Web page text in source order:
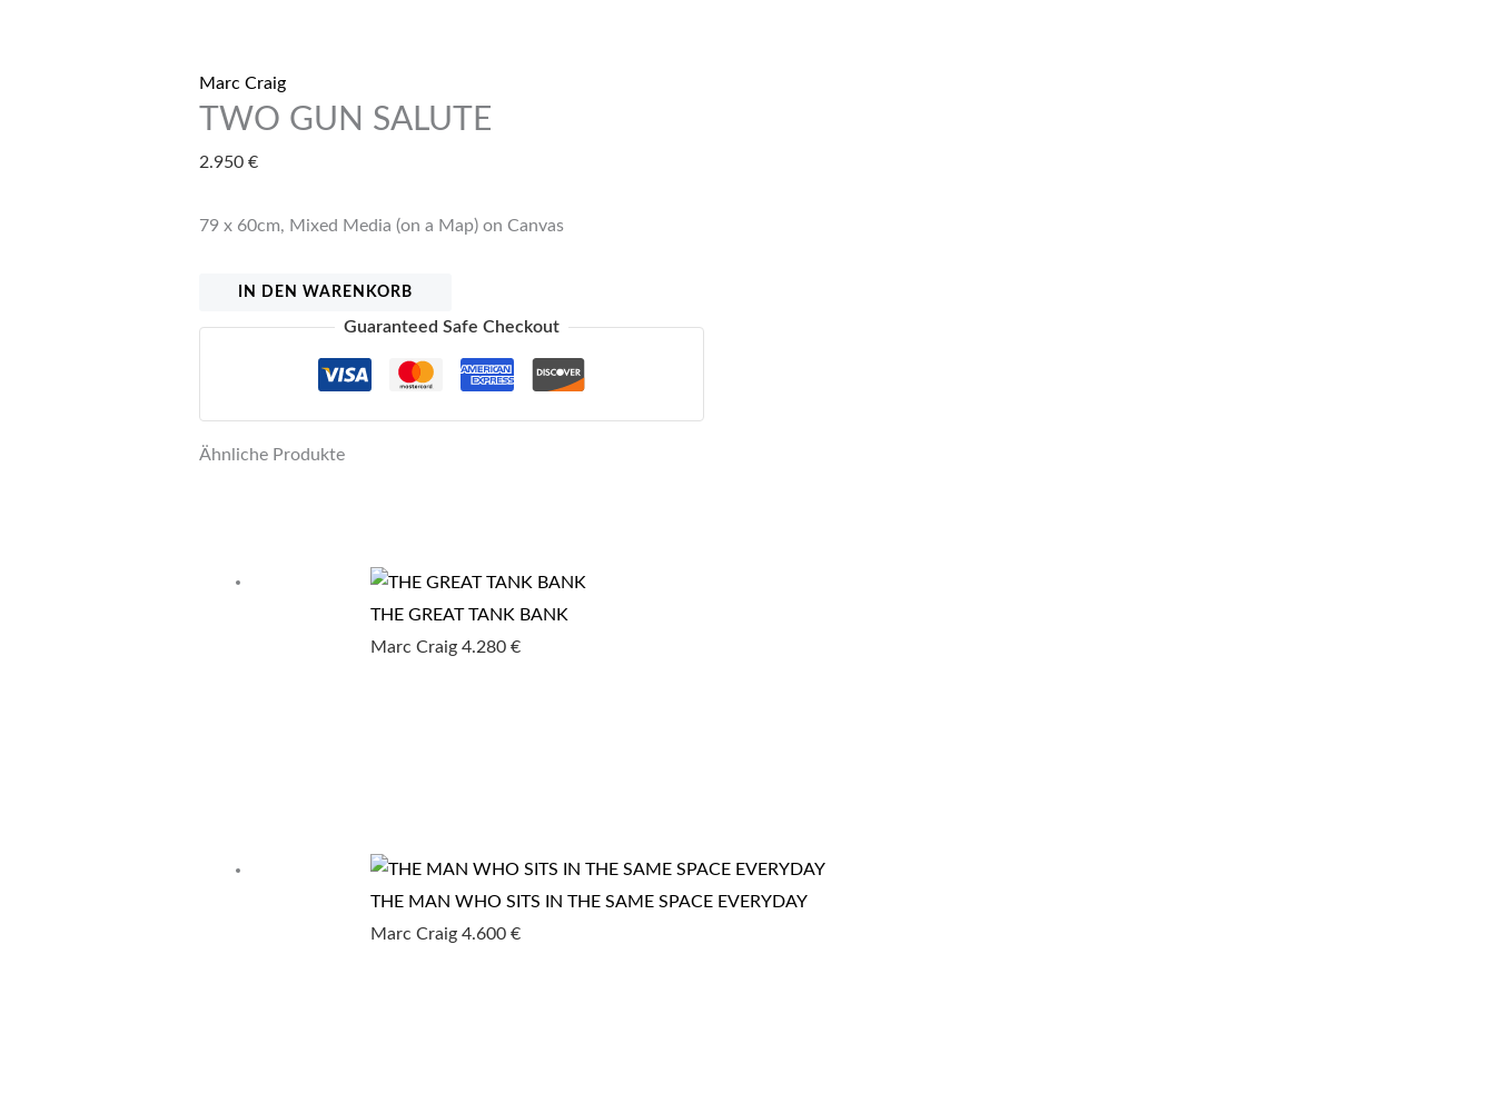
Marc Craig
TWO GUN SALUTE
2.950 €
79 x 60cm, Mixed Media (on a Map) on Canvas
TWO IN DEN WARENKORB
Guaranteed Safe Checkout
Ähnliche Produkte
THE GREAT TANK BANK
Marc Craig4.280€
THE MAN WHO SITS IN THE SAME SPACE EVERYDAY
Marc Craig4.600€